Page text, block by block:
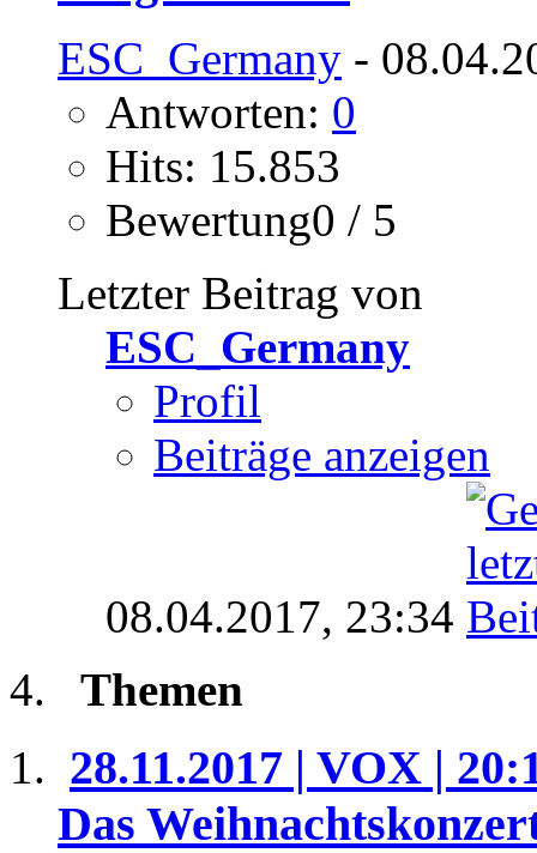
ESC_Germany -
Antworten: 0
Hits: 15.853
Bewertung0 / 5
Letzter Beitrag von
ESC_Germany
Profil
Beiträge anzeigen
08.04.2017, 23:34
Themen
28.11.2017 | VOX |
Das